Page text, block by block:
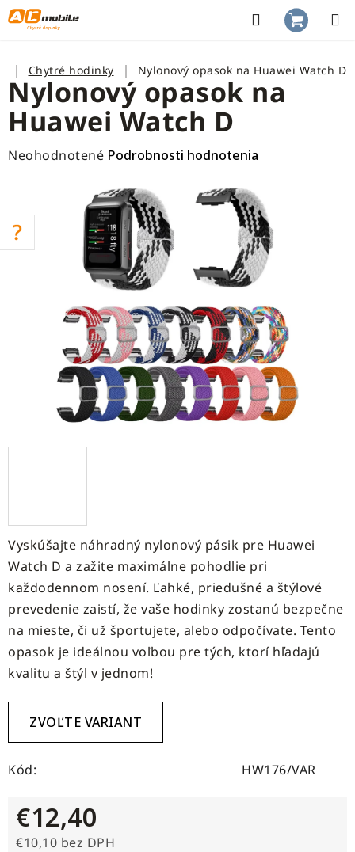
Prejsť
na
obsah
Hľadať
KOŠÍK
DomovChytré hodinky Nylonový opasok na Huawei Watch D
Vyskúšajte náhradný nylonový pásik pre Huawei
Watch D a zažite maximálne pohodlie pri
každodennom nosení. Ľahké, priedušné a štýlové
prevedenie zaistí, že vaše hodinky zostanú bezpečne
na mieste, či už športujete, alebo odpočívate. Tento
opasok je ideálnou voľbou pre tých, ktorí hľadajú
kvalitu a štýl v jednom!
ZVOĽTE VARIANT
Kód: HW176/VAR
€12,40
€10,10 bez DPH
Nylonový opasok na
Huawei Watch D
Priemerné
je
0,0
hviezdičiek.
Neohodnotené Podrobnosti hodnotenia